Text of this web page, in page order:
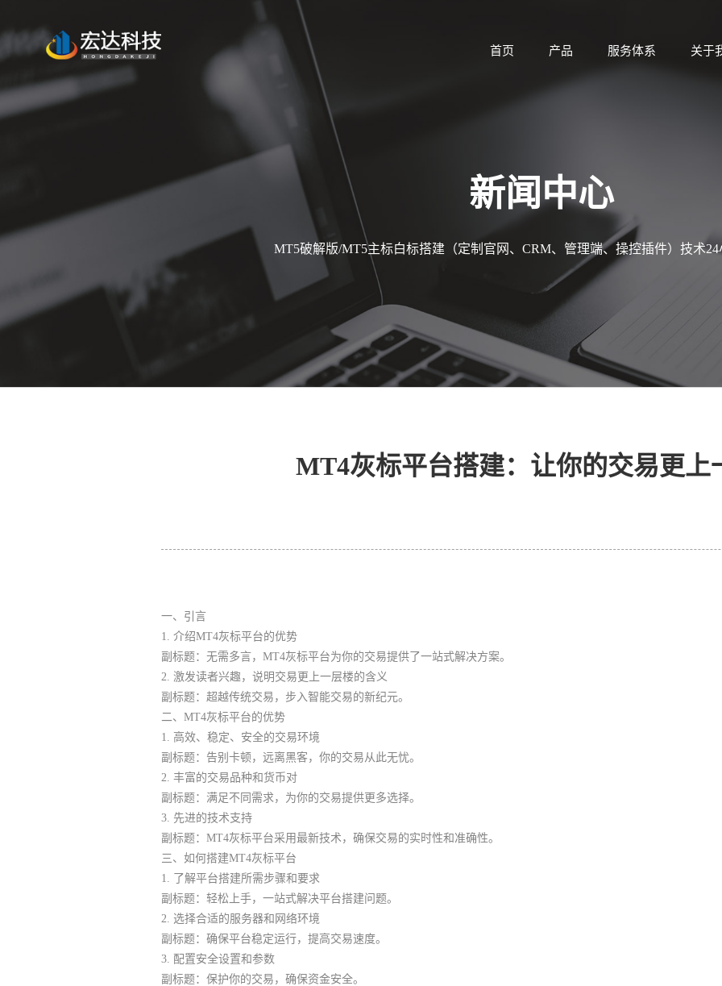
首页 产品 服务体系 关于
新闻中心
MT5破解版/MT5主标白标搭建（定制官网、CRM、管理端、操控插件）技术
MT4灰标平台搭建：让你的交易更上
一、引言
1. 介绍MT4灰标平台的优势
副标题：无需多言，MT4灰标平台为你的交易提供了一站式解决方案。
2. 激发读者兴趣，说明交易更上一层楼的含义
副标题：超越传统交易，步入智能交易的新纪元。
二、MT4灰标平台的优势
1. 高效、稳定、安全的交易环境
副标题：告别卡顿，远离黑客，你的交易从此无忧。
2. 丰富的交易品种和货币对
副标题：满足不同需求，为你的交易提供更多选择。
3. 先进的技术支持
副标题：MT4灰标平台采用最新技术，确保交易的实时性和准确性。
三、如何搭建MT4灰标平台
1. 了解平台搭建所需步骤和要求
副标题：轻松上手，一站式解决平台搭建问题。
2. 选择合适的服务器和网络环境
副标题：确保平台稳定运行，提高交易速度。
3. 配置安全设置和参数
副标题：保护你的交易，确保资金安全。